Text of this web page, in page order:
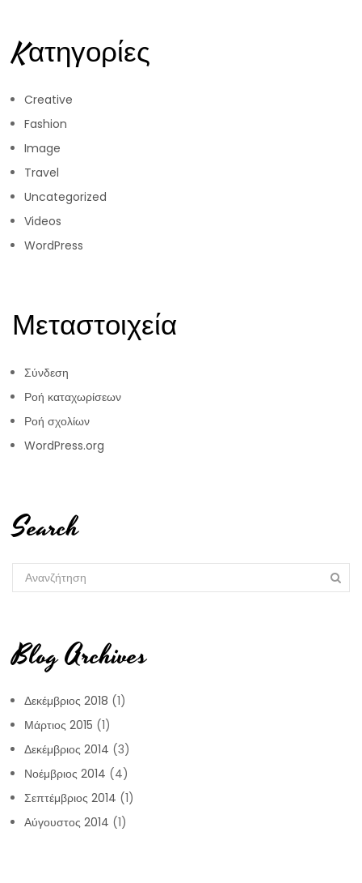
Kατηγορίες
Creative
Fashion
Image
Travel
Uncategorized
Videos
WordPress
Μεταστοιχεία
Σύνδεση
Ροή καταχωρίσεων
Ροή σχολίων
WordPress.org
Search
Blog Archives
Δεκέμβριος 2018 (1)
Μάρτιος 2015 (1)
Δεκέμβριος 2014 (3)
Νοέμβριος 2014 (4)
Σεπτέμβριος 2014 (1)
Αύγουστος 2014 (1)